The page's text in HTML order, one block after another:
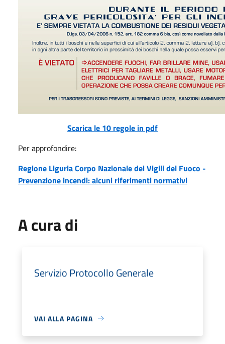
Scarica le 10 regole in pdf
Per approfondire:
Regione LiguriaCorpo Nazionale dei Vigili del Fuoco -
Prevenzione incendi: alcuni riferimenti normativi
A cura di
Servizio Protocollo Generale
VAI ALLA PAGINA